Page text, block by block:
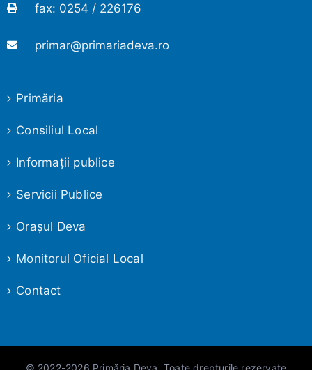
fax: 0254 / 226176
primar@primariadeva.ro
Primăria
Consiliul Local
Informaţii publice
Servicii Publice
Oraşul Deva
Monitorul Oficial Local
Contact
© 2022-2026 Primăria Deva, Toate drepturile rezervate